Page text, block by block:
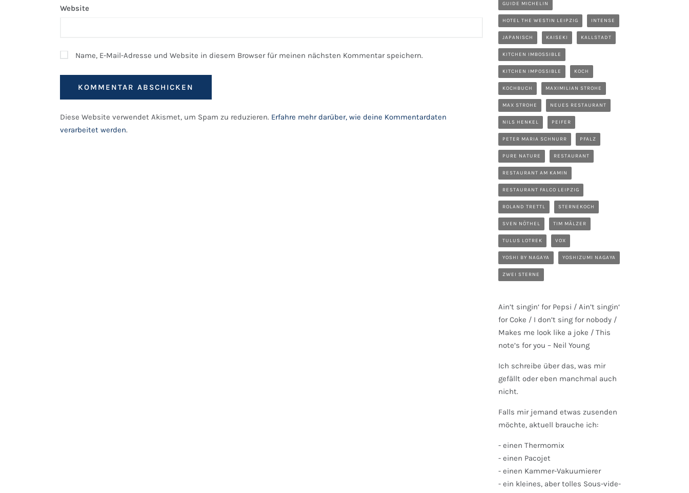
Website
Name, E-Mail-Adresse und Website in diesem Browser für meinen nächsten Kommentar speichern.
Diese Website verwendet Akismet, um Spam zu reduzieren. Erfahre mehr darüber, wie deine Kommentardaten
verarbeitet werden.
GUIDE MICHELIN
HOTEL THE WESTIN LEIPZIG INTENSE
JAPANISCH KAISEKI KALLSTADT
KITCHEN IMBOSSIBLE
KITCHEN IMPOSSIBLE KOCH
KOCHBUCH MAXIMILIAN STROHE
MAX STROHE NEUES RESTAURANT
NILS HENKEL PEIFER
PETER MARIA SCHNURR PFALZ
PURE NATURE RESTAURANT
RESTAURANT AM KAMIN
RESTAURANT FALCO LEIPZIG
ROLAND TRETTL STERNEKOCH
SVEN NÖTHEL TIM MÄLZER
TULUS LOTREK VOX
YOSHI BY NAGAYA YOSHIZUMI NAGAYA
ZWEI STERNE
Ain’t singin‘ for Pepsi / Ain’t singin‘
for Coke / I don’t sing for nobody /
Makes me look like a joke / This
note’s for you – Neil Young
Ich schreibe über das, was mir
gefällt oder eben manchmal auch
nicht.
Falls mir jemand etwas zusenden
möchte, aktuell brauche ich:
- einen Thermomix
- einen Pacojet
- einen Kammer-Vakuumierer
- ein kleines, aber tolles Sous-vide-